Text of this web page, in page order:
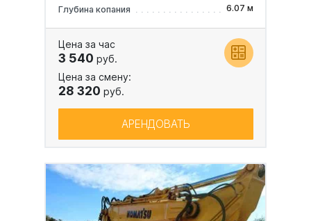
Глубина копания
6.07 м
Цена за час
3 540 руб.
Цена за смену:
28 320 руб.
АРЕНДОВАТЬ